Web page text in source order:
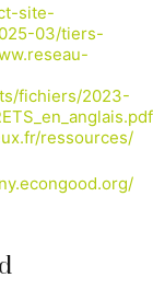
site-
03/tiers-
fichiers/2023-
ressources/